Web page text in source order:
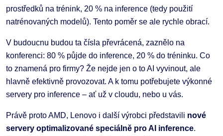
prostředků na trénink, 20 % na inference (tedy použití
natrénovaných modelů). Tento poměr se ale rychle obrací.
V budoucnu budou ta čísla převrácená, zaznělo na
konferenci: 80 % půjde do inference, 20 % do tréninku. Co
to znamená pro firmy? Že nejde jen o to AI vyvinout, ale
hlavně efektivně provozovat. A k tomu potřebujete výkonné
servery pro inference – ať už v cloudu, nebo u vás.
Právě proto AMD, Lenovo i další výrobci představili nové
servery optimalizované speciálně pro AI inference.